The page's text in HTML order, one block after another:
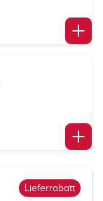
Lieferrabatt